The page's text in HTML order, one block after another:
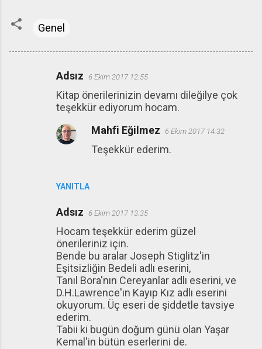
Genel
Adsız 6 Ekim 2017 12:55
Kitap önerilerinizin devamı dileğilye çok
teşekkür ediyorum hocam.
YANITLA
Mahfi Eğilmez 6 Ekim 2017 14:32
Teşekkür ederim.
Adsız 6 Ekim 2017 13:35
Hocam teşekkür ederim güzel
önerileriniz için.
Bende bu aralar Joseph Stiglitz'in
Eşitsizliğin Bedeli adlı eserini,
Tanıl Bora'nın Cereyanlar adlı eserini, ve
D.H.Lawrence'ın Kayıp Kız adlı eserini
okuyorum. Üç eseri de şiddetle tavsiye
ederim.
Tabii ki bugün doğum günü olan Yaşar
Kemal'in bütün eserlerini de.